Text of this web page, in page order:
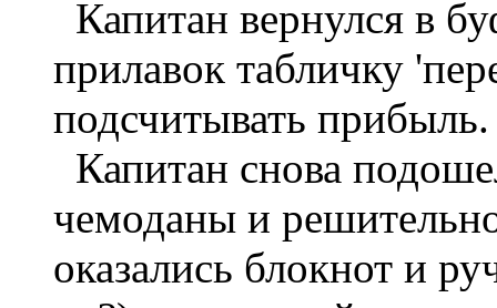
Капитан вернулся в
прилавок табличку
подсчитывать прибыль.
Капитан снова
чемоданы и
оказались блокнот и